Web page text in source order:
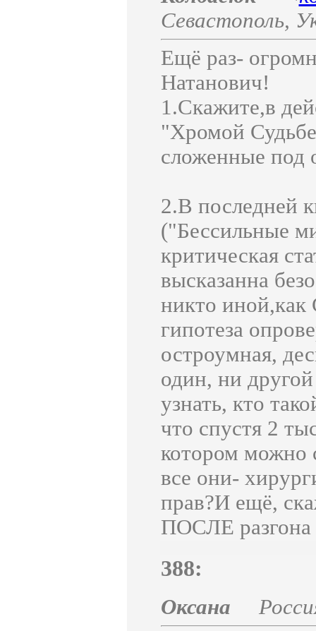
Севастополь,
Ещё раз-
Натанович!
1.Скажите,в
"Хромой
сложенные под
2.В последней
("Бессильные
критическая
высказанна
никто иной,как
гипотеза
остроумная,
один, ни
узнать, кто
что спустя 2
котором можно
все они-
прав?И ещё,
ПОСЛЕ
388:
Оксана